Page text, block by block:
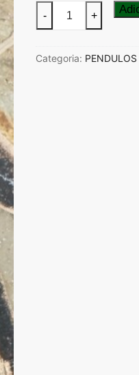
Quantidade
de
Facetado
- +
Categoria: PENDULOS